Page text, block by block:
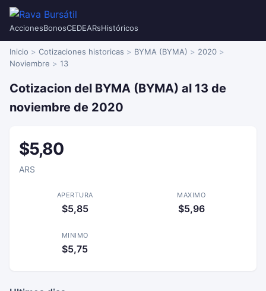
AccionesBonosCEDEARsHistóricos
Inicio Cotizaciones historicas BYMA (BYMA)
2020
Noviembre
13
Cotizacion del BYMA (BYMA) al 13 de
noviembre de 2020
$5,80
ARS
APERTURA
$5,85
MAXIMO
$5,96
MINIMO
$5,75